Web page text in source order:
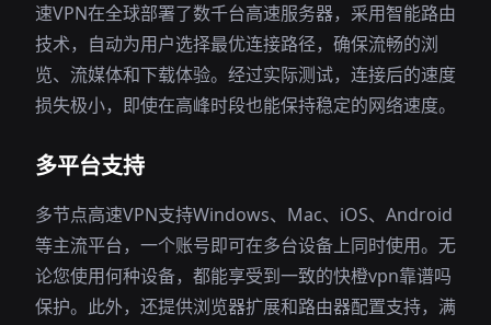
速VPN在全球部署了数千台高速服务器，采用智能路由
技术，自动为用户选择最优连接路径，确保流畅的浏
览、流媒体和下载体验。经过实际测试，连接后的速度
损失极小，即使在高峰时段也能保持稳定的网络速度。
多平台支持
多节点高速VPN支持Windows、Mac、iOS、Android
等主流平台，一个账号即可在多台设备上同时使用。无
论您使用何种设备，都能享受到一致的快橙vpn靠谱吗
保护。此外，还提供浏览器扩展和路由器配置支持，满